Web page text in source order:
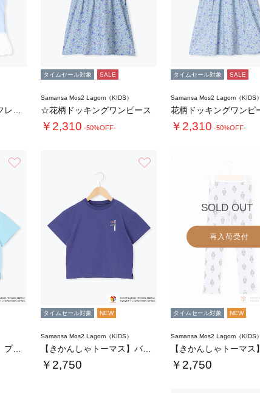
タイムセール対象 SALE
Samansa Mos2 Lagom（KIDS）
☆花柄ドッキングワンピース
￥2,310 -50%OFF-
タイムセール対象 SALE
Samansa Mos2 Lagom（KIDS）
花柄ドッキングワンピ
￥2,310 -50%OFF-
【きかんしゃトーマス】プリントTシャツ
タイムセール対象 NEW
Samansa Mos2 Lagom（KIDS）
【きかんしゃトーマス】バックプリントTシャツ…
￥2,750
SOLD OUT
再入荷受付
タイムセール対象 NEW
Samansa Mos2 Lagom（KIDS）
￥2,750